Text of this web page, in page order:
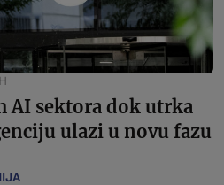
AI sektora dok utrka
ulazi u novu fazu